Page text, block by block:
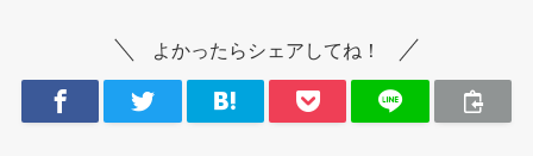
よかったらシェアしてね！